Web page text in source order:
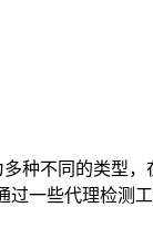
种不同的类型，
一些代理检测工